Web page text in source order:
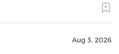
Aug 3, 2026